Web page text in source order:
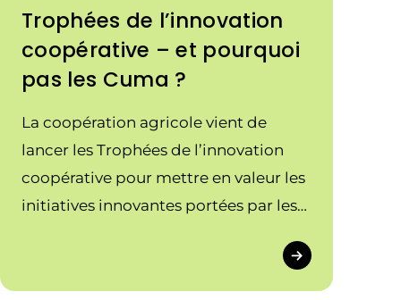
Trophées de l’innovation
coopérative – et pourquoi
pas les Cuma ?
La coopération agricole vient de
lancer les Trophées de l’innovation
coopérative pour mettre en valeur les
initiatives innovantes portées par les